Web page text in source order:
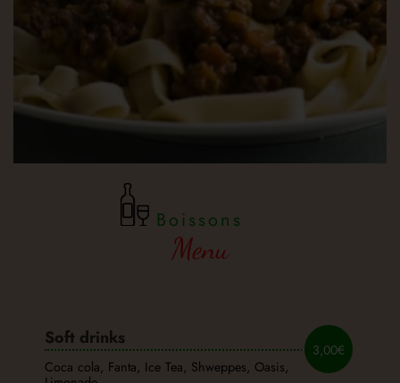
Boissons
Menu
Soft drinks
3,00€
Coca cola, Fanta, Ice Tea, Shweppes, Oasis,